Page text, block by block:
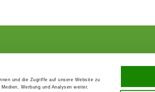
und die Zugriffe auf unsere Website zu
Werbung und Analysen weiter.